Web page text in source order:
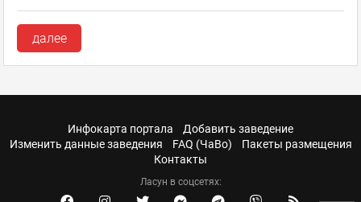
далее
Инфокарта портала
Добавить заведение
Изменить данные заведения
FAQ (ЧаВо)
Пакеты размещения
Контакты
Ласун в соцсетях: